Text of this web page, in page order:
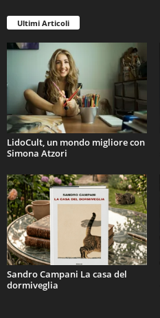
Ultimi Articoli
LidoCult, un mondo migliore con
Simona Atzori
Sandro Campani La casa del
dormiveglia